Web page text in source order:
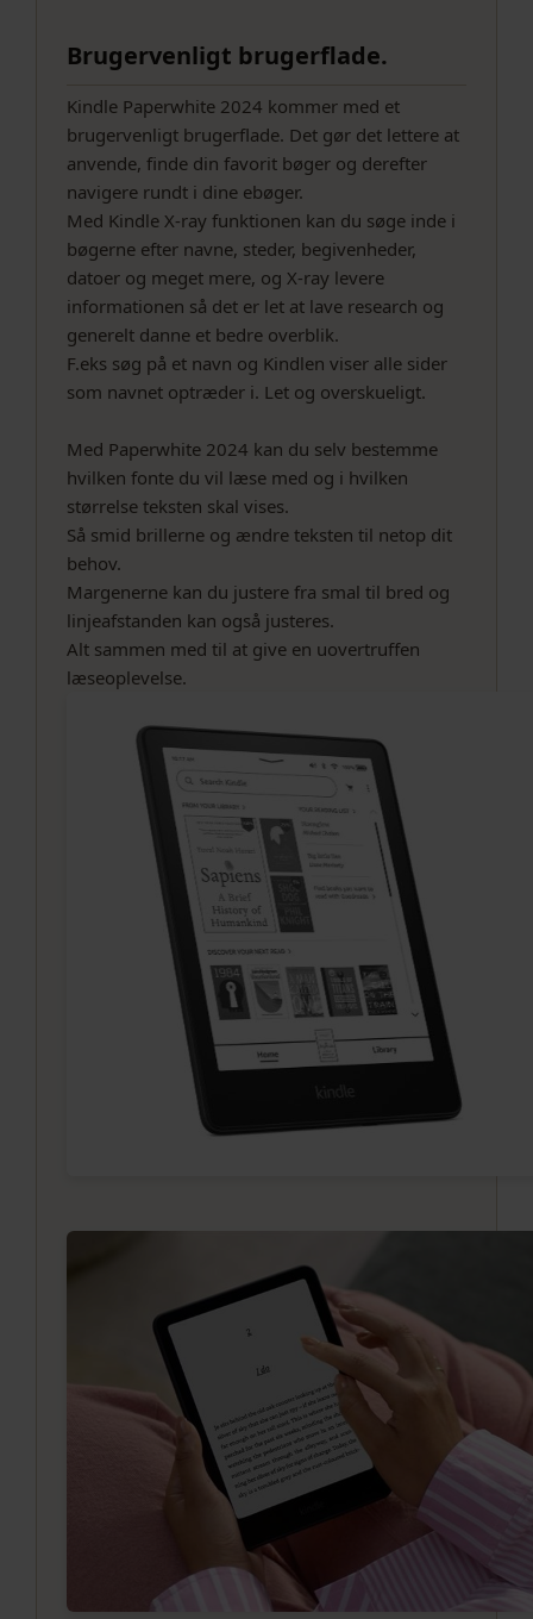
Brugervenligt brugerflade.
Kindle Paperwhite 2024 kommer med et
brugervenligt brugerflade. Det gør det lettere at
anvende, finde din favorit bøger og derefter
navigere rundt i dine ebøger.
Med Kindle X-ray funktionen kan du søge inde i
bøgerne efter navne, steder, begivenheder,
datoer og meget mere, og X-ray levere
informationen så det er let at lave research og
generelt danne et bedre overblik.
F.eks søg på et navn og Kindlen viser alle sider
som navnet optræder i. Let og overskueligt.
Med Paperwhite 2024 kan du selv bestemme
hvilken fonte du vil læse med og i hvilken
størrelse teksten skal vises.
Så smid brillerne og ændre teksten til netop dit
behov.
Margenerne kan du justere fra smal til bred og
linjeafstanden kan også justeres.
Alt sammen med til at give en uovertruffen
læseoplevelse.